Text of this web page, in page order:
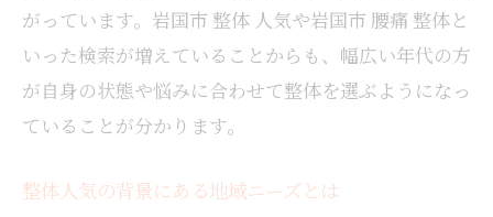
整体選びで重視したい口コミの信頼度
整体の広がりと口コミ活用術を解説
口コミ評価が高い整体の共通点とは
整体院選びで参考になる口コミの見方
がっています。岩国市 整体 人気や岩国市 腰痛 整体と
いった検索が増えていることからも、幅広い年代の方
が自身の状態や悩みに合わせて整体を選ぶようになっ
ていることが分かります。
整体人気の背景にある地域ニーズとは